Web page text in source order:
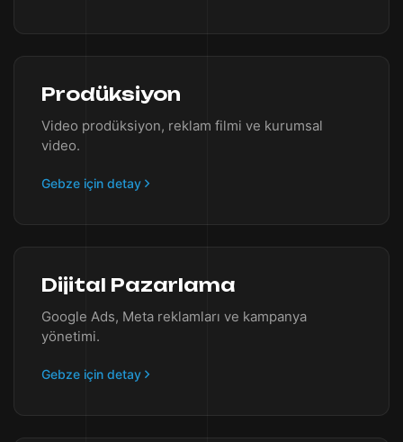
Prodüksiyon
Video prodüksiyon, reklam filmi ve kurumsal
video.
Gebze için detay
Dijital Pazarlama
Google Ads, Meta reklamları ve kampanya
yönetimi.
Gebze için detay